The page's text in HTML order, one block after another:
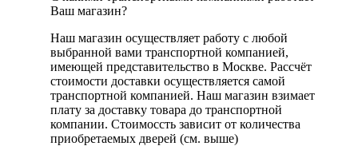
Ваш магазин?
Наш магазин осуществляет работу с любой
выбранной вами транспортной компанией,
имеющей представительство в Москве. Рассчёт
стоимости доставки осуществляется самой
транспортной компанией. Наш магазин взимает
плату за доставку товара до транспортной
компании. Стоимоссть зависит от количества
приобретаемых дверей (см. выше)